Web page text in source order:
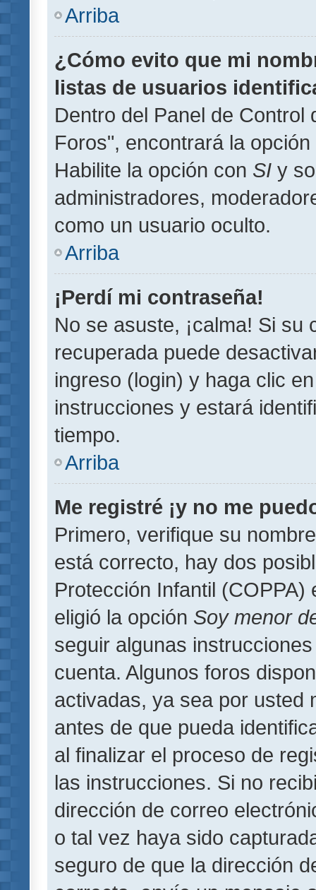
Arriba
¿Cómo evito que mi
listas de usuarios
Dentro del Panel de
Foros", encontrará la opción
Habilite la opción con SI y
administradores,
como un usuario oculto.
Arriba
¡Perdí mi contraseña!
No se asuste, ¡calma! Si su
recuperada puede
ingreso (login) y haga clic
instrucciones y estará
tiempo.
Arriba
Me registré ¡y no me
Primero, verifique su
está correcto, hay dos
Protección Infantil
eligió la opción Soy menor
seguir algunas
cuenta. Algunos foros
activadas, ya sea por usted
antes de que pueda
al finalizar el proceso de
las instrucciones. Si no
dirección de correo
o tal vez haya sido
seguro de que la dirección